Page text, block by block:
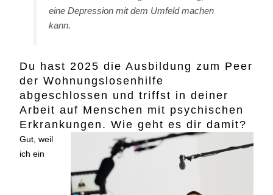
eine Depression mit dem Umfeld machen
kann.
Du hast 2025 die Ausbildung zum Peer
der Wohnungslosenhilfe
abgeschlossen und triffst in deiner
Arbeit auf Menschen mit psychischen
Erkrankungen. Wie geht es dir damit?
Gut, weil
ich ein